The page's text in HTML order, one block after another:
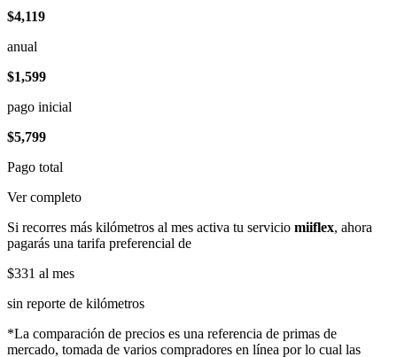
$4,119
anual
$1,599
pago inicial
$5,799
Pago total
Ver completo
Si recorres más kilómetros al mes activa tu servicio miiflex, ahora
pagarás una tarifa preferencial de
$331 al mes
sin reporte de kilómetros
*La comparación de precios es una referencia de primas de
mercado, tomada de varios compradores en línea por lo cual las